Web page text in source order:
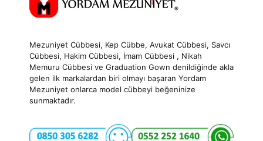
Mezuniyet Cübbesi, Kep Cübbe, Avukat Cübbesi, Savcı
Cübbesi, Hakim Cübbesi, İmam Cübbesi , Nikah
Memuru Cübbesi ve Graduation Gown denildiğinde akla
gelen ilk markalardan biri olmayı başaran Yordam
Mezuniyet onlarca model cübbeyi beğeninize
sunmaktadır.